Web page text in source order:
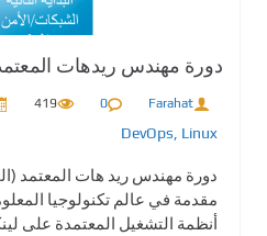
دورة مهندس ريدهات المعتمد 3
Farahat
0
419
DevOps Linux
مقدمة في عالم تكنولوجيا
أنظمة التشغيل المعتمدة على